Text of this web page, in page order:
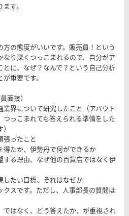
す。
方の態度がいいです。販売員！という
なり深くつっこまれるので、自分がア
とに、なぜ？なんで？という自己分析
重要です。
面接）
業界について研究したこと（アバウト
つっこまれても答えられる準備をした
張ったこと
得たか、伊勢丹で何ができるか
する理由、なぜ他の百貨店ではなく伊
したい目標、それはなぜか
クスです。ただし、人事部長の質問は
ではなく、どう答えたか、が重視され